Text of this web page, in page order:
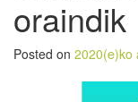
oraindik
Posted on 2020(e)ko